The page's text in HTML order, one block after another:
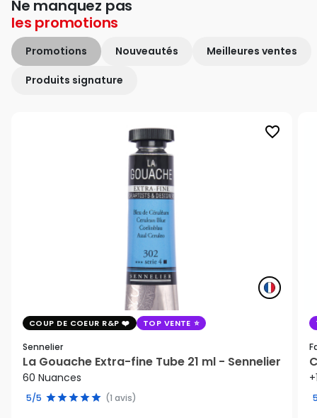
Ne manquez pas
les promotions
Promotions Nouveautés Meilleures ventes
Produits signature
favorite_border
COUP DE COEUR R&P TOP VENTE
Sennelier
La Gouache Extra-fine Tube 21 ml - Sennelier
60 Nuances
5/5 (1 avis)